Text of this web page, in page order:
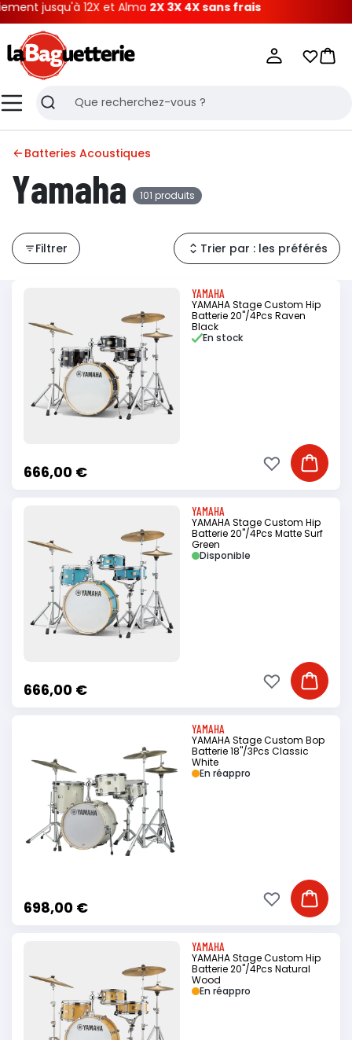
12X et Alma2X 3X 4X sans frais
MenuRecherche
Mes
Batteries Acoustiques
Yamaha 101 produits
Filtrer Trier par : les préférés
YAMAHA
YAMAHA Stage Custom Hip
Batterie 20"/4Pcs Raven
Black
666,00 €
En stock
Ajouter
Ajouter à ma
YAMAHA
YAMAHA Stage Custom Hip
Batterie 20"/4Pcs Matte Surf
Green
666,00 €
Disponible
Ajouter
Ajouter à ma
YAMAHA
YAMAHA Stage Custom Bop
Batterie 18"/3Pcs Classic
White
698,00 €
En réappro
Ajouter
Ajouter à ma
YAMAHA
YAMAHA Stage Custom Hip
Batterie 20"/4Pcs Natural
Wood
En réappro